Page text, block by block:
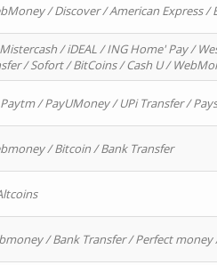
/ Discover / American Express /
/ iDEAL / ING Home' Pay /
/ Sofort / BitCoins / Cash U /
/ PayUMoney / UPi Transfer /
/ Bitcoin / Bank Transfer
/ Bank Transfer / Perfect money